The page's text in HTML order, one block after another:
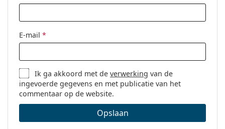
E-mail *
Ik ga akkoord met deverwerking van de
ingevoerde gegevens en met publicatie van het
commentaar op de website.
Opslaan